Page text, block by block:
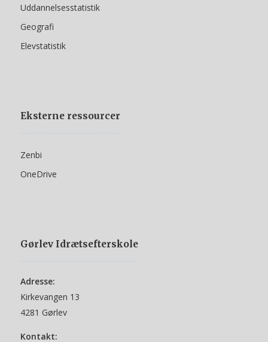
Uddannelsesstatistik
Geografi
Elevstatistik
Eksterne ressourcer
Zenbi
OneDrive
Gørlev Idrætsefterskole
Adresse:
Kirkevangen 13
4281 Gørlev
Kontakt: